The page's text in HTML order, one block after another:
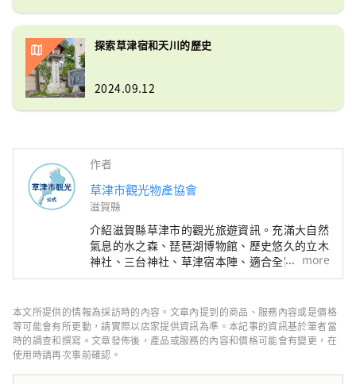
探索草津宿和天川的歷史
2024.09.12
作者
草津市觀光物產協會
滋賀縣
介紹滋賀縣草津市的觀光旅遊資訊。充滿大自然
氣息的水之森、琵琶湖博物館、歷史悠久的立木
神社、三台神社、草津宿本陣、適合全家人一起
遊覽的六葉公園等，景點、飯店、美食等資訊豐
more
本文所提供的情報為採訪時的內容。文章內提到的商品、服務內容或是價格
等可能會有所更動，請實際以店家提供資訊為準。本記事的資訊基於筆者當
時的調查和撰寫。文章發佈後，產品或服務的內容和價格可能會有變更，在
使用時請再次事前確認。